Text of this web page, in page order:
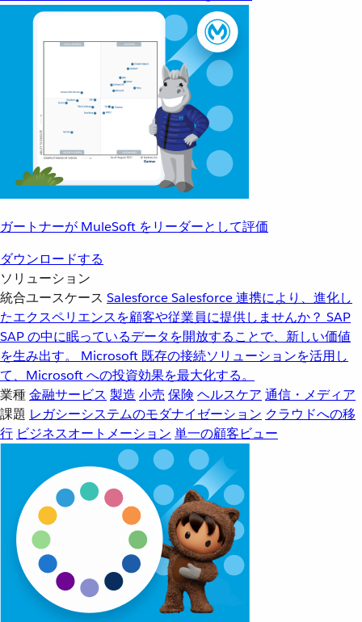
ガートナーが MuleSoft をリーダーとして評価
ダウンロードする
ソリューション
統合ユースケース SalesforceSalesforce 連携により、進化し
たエクスペリエンスを顧客や従業員に提供しませんか？ SAP
SAP の中に眠っているデータを開放することで、新しい価値
を生み出す。
Microsoft 既存の接続ソリューションを活用し
て、Microsoft への投資効果を最大化する。
業種金融サービス 製造 小売 保険 ヘルスケア 通信・メディア
課題 レガシーシステムのモダナイゼーション クラウドへの移
行 ビジネスオートメーション 単一の顧客ビュー